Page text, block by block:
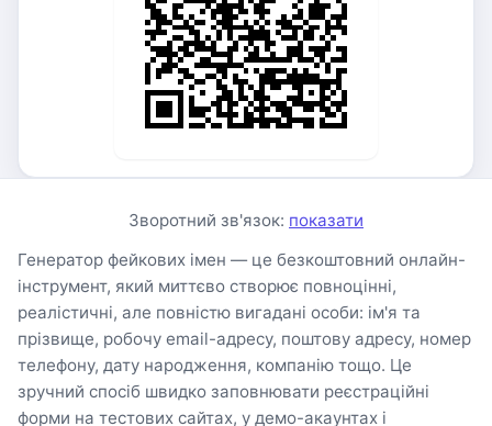
Зворотний зв'язок: показати
Генератор фейкових імен — це безкоштовний онлайн-
інструмент, який миттєво створює повноцінні,
реалістичні, але повністю вигадані особи: ім'я та
прізвище, робочу email-адресу, поштову адресу, номер
телефону, дату народження, компанію тощо. Це
зручний спосіб швидко заповнювати реєстраційні
форми на тестових сайтах, у демо-акаунтах і